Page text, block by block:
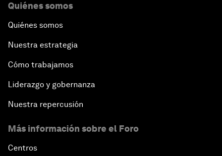
Quiénes somos
Quiénes somos
Nuestra estrategia
Cómo trabajamos
Liderazgo y gobernanza
Nuestra repercusión
Más información sobre el Foro
Centros